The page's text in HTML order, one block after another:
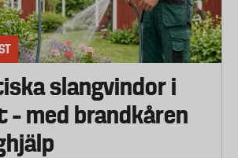
slangvindor i
med brandkåren